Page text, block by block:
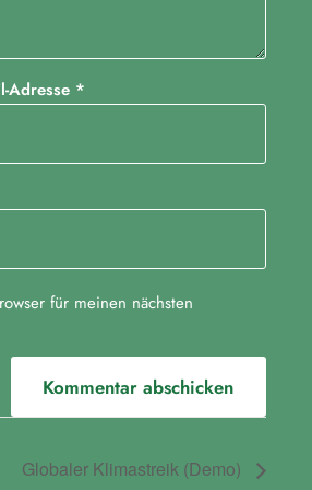
Adresse *
für meinen nächsten
Globaler Klimastreik (Demo)